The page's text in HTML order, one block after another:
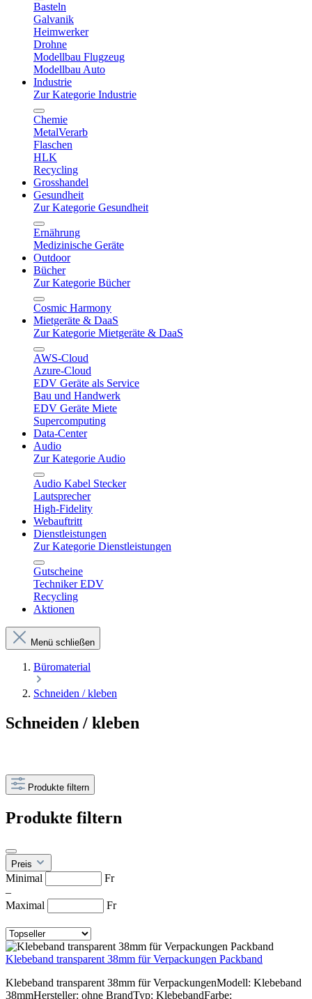
Basteln
Galvanik
Heimwerker
Drohne
Modellbau Flugzeug
Modellbau Auto
Industrie
Zur Kategorie Industrie
Chemie
MetalVerarb
Flaschen
HLK
Recycling
Grosshandel
Gesundheit
Zur Kategorie Gesundheit
Ernährung
Medizinische Geräte
Outdoor
Bücher
Zur Kategorie Bücher
Cosmic Harmony
Mietgeräte & DaaS
Zur Kategorie Mietgeräte & DaaS
AWS-Cloud
Azure-Cloud
EDV Geräte als Service
Bau und Handwerk
EDV Geräte Miete
Supercomputing
Data-Center
Audio
Zur Kategorie Audio
Audio Kabel Stecker
Lautsprecher
High-Fidelity
Webauftritt
Dienstleistungen
Zur Kategorie Dienstleistungen
Gutscheine
Techniker EDV
Recycling
Aktionen
Menü schließen
Büromaterial
Schneiden / kleben
Schneiden / kleben
Produkte filtern
Produkte filtern
Preis
Minimal
Fr
–
Maximal
Fr
Klebeband transparent 38mm für Verpackungen Packband
Klebeband transparent 38mm für VerpackungenModell: Klebeband
38mmHersteller: ohne BrandTyp: KlebebandFarbe: